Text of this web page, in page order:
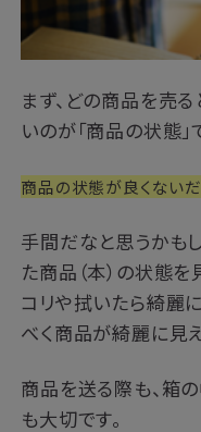
まず、どの商品を売
いのが「商品の状態」
商品の状態が良くない
手間だなと思うかも
た商品（本）の状態
コリや拭いたら綺麗
べく商品が綺麗に見
商品を送る際も、箱
も大切です。